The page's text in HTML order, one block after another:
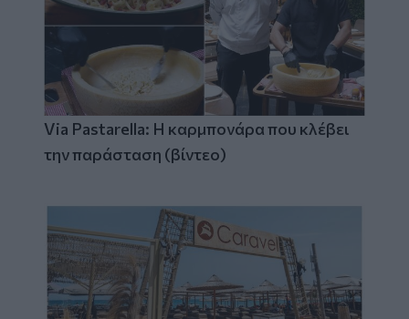
Via Pastarella: Η καρμπονάρα που κλέβει
την παράσταση (βίντεο)